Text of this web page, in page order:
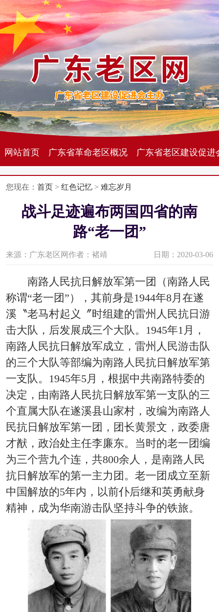
网站首页 广东省革命老区概况 广东省老区建设促进
您现在： 首页> 红色记忆> 难忘岁月
战斗足迹遍布两国四省的南
路“老一团”
来源：广东老区网作者：褚靖 日期：2020-03-06
南路人民抗日解放军第一团（南路人民
称谓“老一团”），其前身是1944年8月在遂
溪〝老马村起义〞时组建的雷州人民抗日游
击大队，后发展成三个大队。1945年1月，
南路人民抗日解放军成立，雷州人民游击队
的三个大队等部编为南路人民抗日解放军第
一支队。1945年5月，根据中共南路特委的
决定，由南路人民抗日解放军第一支队的三
个直属大队在遂溪县山家村，改编为南路人
民抗日解放军第一团，团长黄景文，政委唐
才猷，政治处主任李廉东。当时的老一团编
为三个营九个连，共800余人，是南路人民
抗日解放军的第一主力团。老一团成立至新
中国解放的5年内，以前仆后继和英勇献身
精神，成为华南游击队坚持斗争的铁旅。